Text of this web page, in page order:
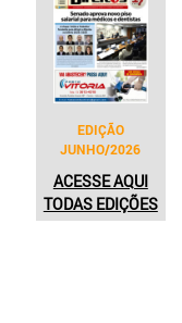
EDIÇÃO
JUNHO/2026
ACESSE AQUI
TODAS EDIÇÕES